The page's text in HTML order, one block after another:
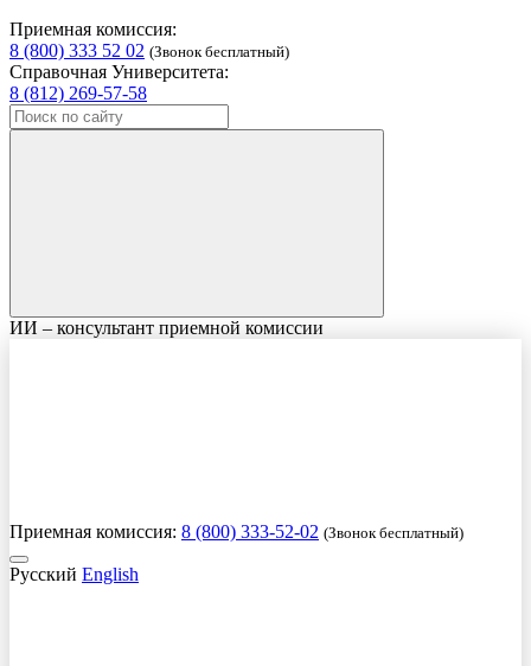
Приемная комиссия:
8 (800) 333 52 02 (Звонок бесплатный)
Справочная Университета:
8 (812) 269-57-58
ИИ – консультант приемной комиссии
Приемная комиссия: 8 (800) 333-52-02 (Звонок бесплатный)
Русский English